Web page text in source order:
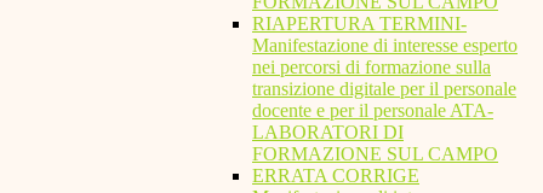
RIAPERTURA TERMINI-
Manifestazione di interesse esperto
nei percorsi di formazione sulla
transizione digitale per il personale
docente e per il personale ATA-
LABORATORI DI
FORMAZIONE SUL CAMPO
ERRATA CORRIGE